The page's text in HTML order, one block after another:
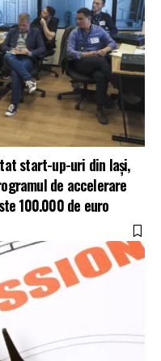
start-up-uri din Iași,
de accelerare
100.000 de euro